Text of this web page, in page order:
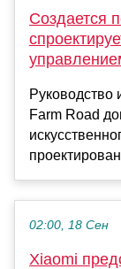
Создается
Руководство
Farm Road
02:00, 18 Сен
Xiaomi